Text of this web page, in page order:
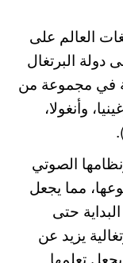
العالم على
دولة البرتغال
في مجموعة من
وأنغولا،
الصوتي
مما يجعل
حتى
يزيد عن
تعلمها